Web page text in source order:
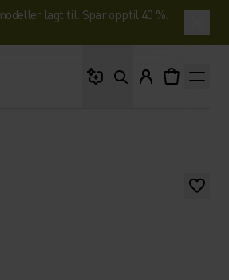
lagt til. Spar opptil 40 %.